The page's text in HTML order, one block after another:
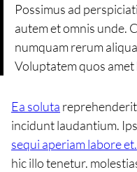
Possimus ad
autem et omnis unde.
numquam rerum
Voluptatem quos
Ea soluta reprehenderit
incidunt laudantium.
sequi aperiam labore et.
hic illo tenetur.